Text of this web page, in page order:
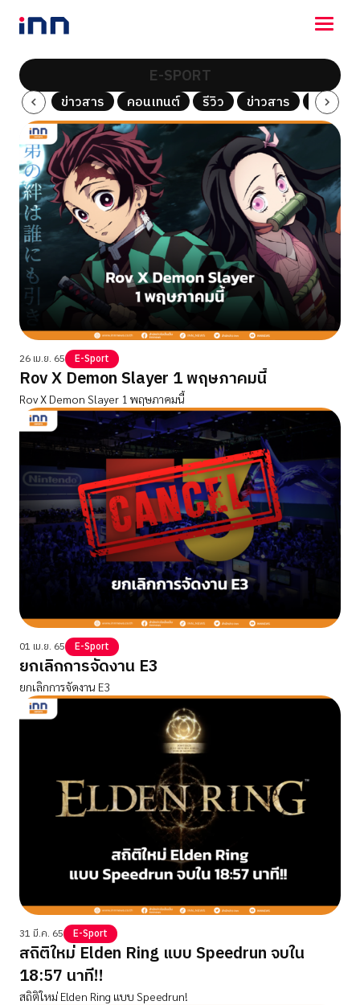
NEWS
ENTERTAINMENT
LIFESTYLE
HOROSCOPE
LOTTERY
VIDEO
ร่วมด้วยช่วยกัน
E-SPORT
รีวิว ข่าวสาร คอนเทนต์ รีวิว ข่าวสาร คอนเท
26 เม.ย. 65 E-Sport
Rov X Demon Slayer 1 พฤษภาคมนี้
Rov X Demon Slayer 1 พฤษภาคมนี้
01 เม.ย. 65 E-Sport
ยกเลิกการจัดงาน E3
ยกเลิกการจัดงาน E3
31 มี.ค. 65 E-Sport
สถิติใหม่ Elden Ring แบบ Speedrun จบใน
18:57 นาที!!
สถิติใหม่ Elden Ring แบบ Speedrun!